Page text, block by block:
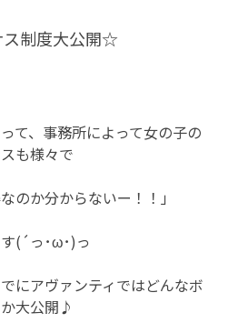
ス制度大公開☆
て、事務所によって女の子の
も様々で
のか分からないー！！」
(´っ･ω･)っ
にアヴァンティではどんなボ
大公開♪